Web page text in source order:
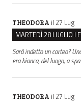
THEODORA il 27 Lug
Sarà indetto un corteo?
era bianca, del luogo, a
THEODORA il 27 Lug